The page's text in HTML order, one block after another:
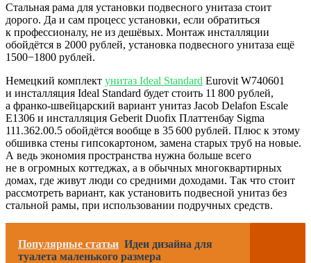
Стальная рама для установки подвесного унитаза стоит
дорого. Да и сам процесс установки, если обратиться
к профессионалу, не из дешёвых. Монтаж инсталляции
обойдётся в 2000 рублей, установка подвесного унитаза ещё
1500−1800 рублей.
Немецкий комплект унитаз Ideal Standard Eurovit W740601
и инсталляция Ideal Standard будет стоить 11 800 рублей,
а франко-швейцарский вариант унитаз Jacob Delafon Escale
E1306 и инсталляция Geberit Duofix Платтенбау Sigma
111.362.00.5 обойдётся вообще в 35 600 рублей. Плюс к этому
обшивка стены гипсокартоном, замена старых труб на новые.
А ведь экономия пространства нужна больше всего
не в огромных коттеджах, а в обычных многоквартирных
домах, где живут люди со средними доходами. Так что стоит
рассмотреть вариант, как установить подвесной унитаз без
стальной рамы, при использовании подручных средств.
Популярные статьи Идеи дизайна для
туалета маленького размера